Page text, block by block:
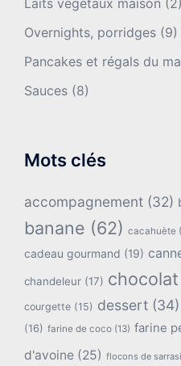
Overnights, porridges (9)
Pancakes et régals du
Sauces (8)
Mots clés
accompagnement (32)
banane (62) cacahuète
cadeau gourmand (19)
chandeleur (17) chocolat
courgette (15) dessert (34)
(16) farine de coco (13) farine
d'avoine (25) flocons de